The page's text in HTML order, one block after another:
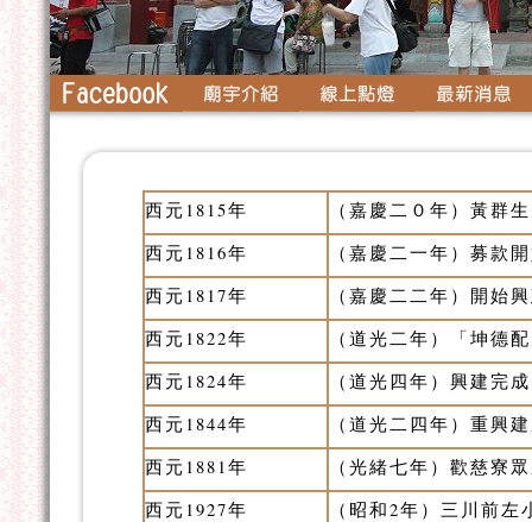
西元1815年
（嘉慶二０年）黃群
西元1816年
（嘉慶二一年）募款
西元1817年
（嘉慶二二年）開始
西元1822年
（道光二年）「坤德
西元1824年
（道光四年）興建完
西元1844年
（道光二四年）重興
西元1881年
（光緒七年）歡慈寮
西元1927年
（昭和2年）三川前左